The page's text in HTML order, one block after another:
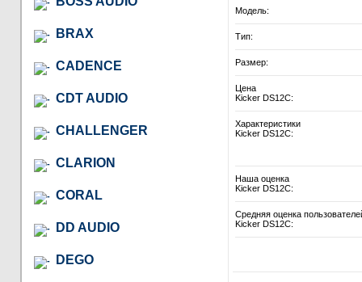
BRAX
CADENCE
CDT AUDIO
CHALLENGER
CLARION
CORAL
DD AUDIO
DEGO
Модель:
Тип:
Размер:
Цена
Kicker DS12C:
Характеристики
Kicker DS12C:
Наша оценка
Kicker DS12C:
Средняя оценка
Kicker DS12C: